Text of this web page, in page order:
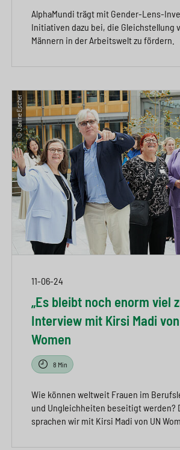
AlphaMundi trägt mit Gender-Lens-
Initiativen dazu bei, die Gleichstellung
Männern in der Arbeitswelt zu fördern.
© Janine Escher
11-06-24
„Es bleibt noch enorm viel
Interview mit Kirsi Madi
Women
8 Min
Wie können weltweit Frauen im
und Ungleichheiten beseitigt werden?
sprachen wir mit Kirsi Madi von UN